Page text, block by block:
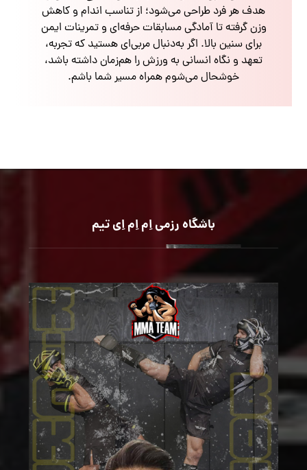
هدف هر فرد طراحی می‌شود؛ از تناسب اندام و کاهش
وزن گرفته تا آمادگی مسابقات حرفه‌ای و تمرینات ایمن
برای سنین بالا. اگر به‌دنبال مربی‌ای هستید که تجربه،
تعهد و نگاه انسانی به ورزش را هم‌زمان داشته باشد،
خوشحال می‌شوم همراه مسیر شما باشم.
باشگاه رزمی اِم اِم اِی تیم